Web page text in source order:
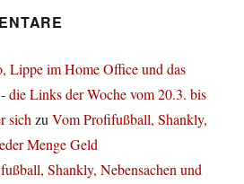
Lippe im Home Office und das
die Links der Woche vom 20.3. bis
sichzuVom Profifußball, Shankly,
Menge Geld
Shankly, Nebensachen und